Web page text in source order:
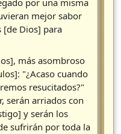
por una misma
mejor sabor
[de Dios] para
más asombroso
"¿Acaso cuando
resucitados?"
serán arriados con
y serán los
sufrirán por toda la